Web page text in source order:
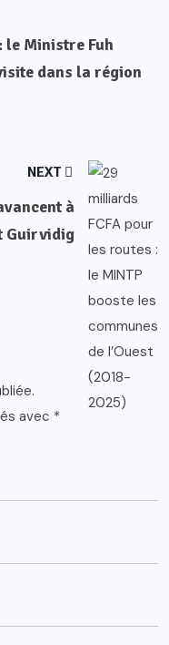
le Ministre Fuh
dans la région
NEXT
à
Guirvidig
avec *